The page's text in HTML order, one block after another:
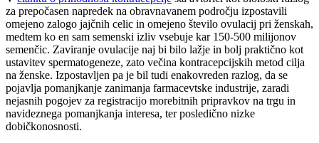
za prepočasen napredek na obravnavanem področju izpostavili
omejeno zalogo jajčnih celic in omejeno število ovulacij pri ženskah,
medtem ko en sam semenski izliv vsebuje kar 150-500 milijonov
semenčic. Zaviranje ovulacije naj bi bilo lažje in bolj praktično kot
ustavitev spermatogeneze, zato večina kontracepcijskih metod cilja
na ženske. Izpostavljen pa je bil tudi enakovreden razlog, da se
pojavlja pomanjkanje zanimanja farmacevtske industrije, zaradi
nejasnih pogojev za registracijo morebitnih pripravkov na trgu in
navideznega pomanjkanja interesa, ter posledično nizke
dobičkonosnosti.